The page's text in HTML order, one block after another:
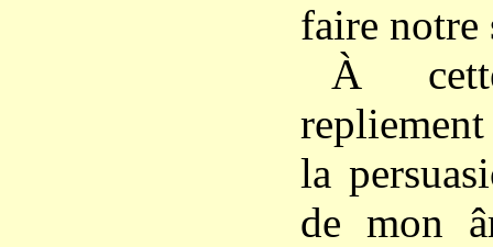
faire notre
À
la
de mon